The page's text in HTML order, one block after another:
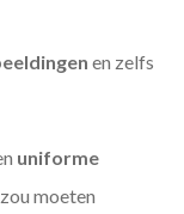
en zelfs
uniforme
moeten